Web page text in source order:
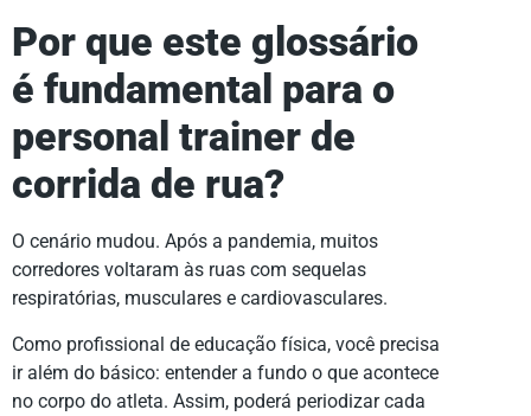
Por que este glossário
é fundamental para o
personal trainer de
corrida de rua?
O cenário mudou. Após a pandemia, muitos
corredores voltaram às ruas com sequelas
respiratórias, musculares e cardiovasculares.
Como profissional de educação física, você precisa
ir além do básico: entender a fundo o que acontece
no corpo do atleta. Assim, poderá periodizar cada